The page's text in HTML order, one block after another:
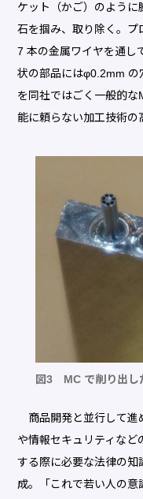
ケット（かご）のよう
石を掴み、取り除く。
7 本の金属ワイヤを通し
状の部品にはφ0.2mm の
を同社ではごく一般的
能に頼らない加工技術の
図3 MC で削り出し
商品開発と並行して進
や情報セキュリティなど
する際に必要な法律の
成。「これで若い人の意